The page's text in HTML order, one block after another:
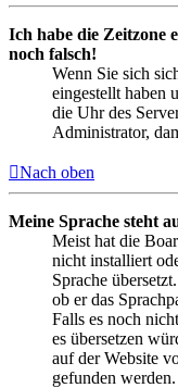
Ich habe die Zeitzone
noch falsch!
Wenn Sie sich
eingestellt haben
die Uhr des
Administrator,
Nach oben
Meine Sprache steht
Meist hat die
nicht installiert
Sprache
ob er das
Falls es noch
es übersetzen
auf der Website
gefunden werden.